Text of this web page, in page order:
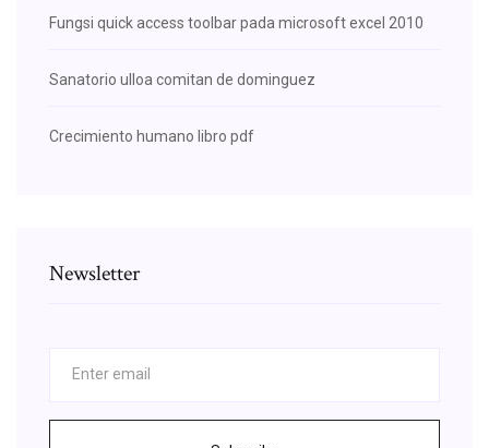
Fungsi quick access toolbar pada microsoft excel 2010
Sanatorio ulloa comitan de dominguez
Crecimiento humano libro pdf
Newsletter